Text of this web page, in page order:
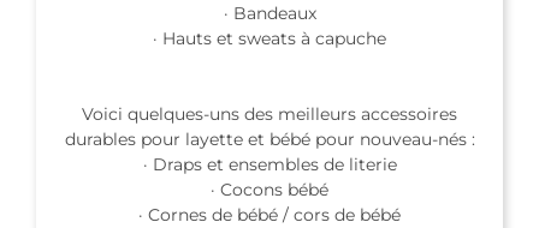
· Bandeaux
· Hauts et sweats à capuche
Voici quelques-uns des meilleurs accessoires
durables pour layette et bébé pour nouveau-nés :
· Draps et ensembles de literie
· Cocons bébé
· Cornes de bébé / cors de bébé